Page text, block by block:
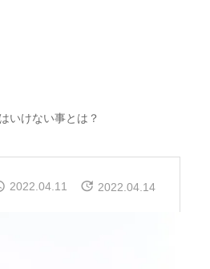
いけない事とは？
2022.04.11 2022.04.14